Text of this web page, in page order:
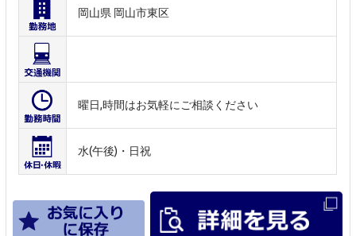
岡山県 岡山市東区
曜日,時間はお気軽にご相談ください
水(午後)・日祝